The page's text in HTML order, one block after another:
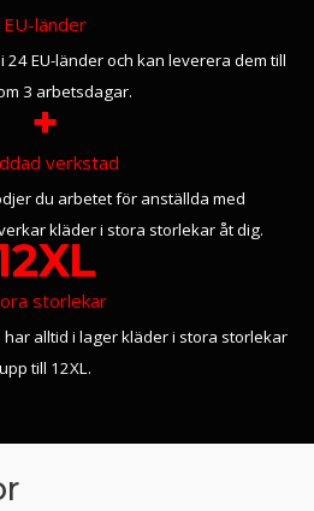
EU-länder
EU-länder och kan leverera dem till
3 arbetsdagar.
+
verkstad
du arbetet för anställda med
kläder i stora storlekar åt dig.
storlekar
har alltid i lager kläder i stora storlekar
upp till 12XL.